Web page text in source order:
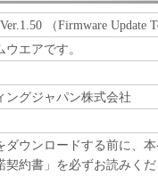
プリンタ」と言い
接続される複数の
「使用」とは、「
憶媒体上にインス
において表示する
、もしくは実行す
ることができます
（Firmware Update
ウエアです。
ングジャパン株式会社
ダウンロードする前に、
契約書」を必ずお読みく